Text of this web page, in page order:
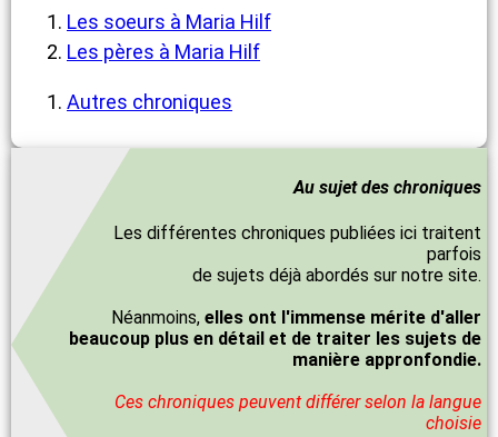
Les soeurs à Maria Hilf
Les pères à Maria Hilf
Autres chroniques
Au sujet des chroniques
Les différentes chroniques publiées ici traitent
parfois
de sujets déjà abordés sur notre site.
Néanmoins, elles ont l'immense mérite d'aller
beaucoup plus en détail et de traiter les sujets de
manière appronfondie.
Ces chroniques peuvent différer selon la langue
choisie